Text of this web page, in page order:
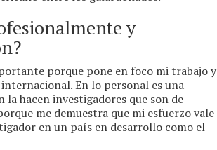
y
porque pone en foco mi trabajo y
En lo personal es una
hacen investigadores que son de
me demuestra que mi esfuerzo vale
en un país en desarrollo como el